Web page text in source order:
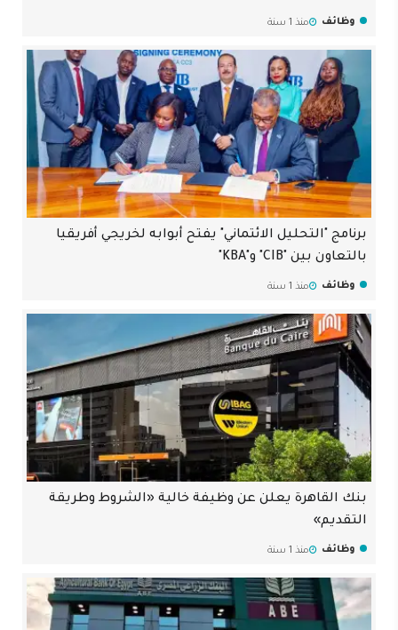
وظائف منذ 1 سنة
برنامج "التحليل الائتماني" يفتح أبوابه لخريجي أفريقيا
بالتعاون بين "CIB" و"KBA"
وظائف منذ 1 سنة
بنك القاهرة يعلن عن وظيفة خالية «الشروط وطريقة
التقديم»
وظائف منذ 1 سنة